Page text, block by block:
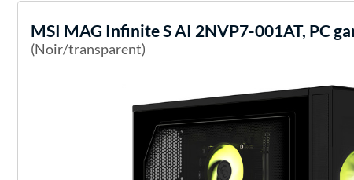
MSI MAG Infinite S AI 2NVP7-001AT, PC
(Noir/transparent)